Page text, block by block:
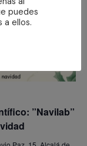
”Navilab”
puedes
a ellos.